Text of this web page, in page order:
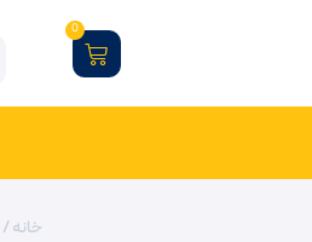
0
خانه /